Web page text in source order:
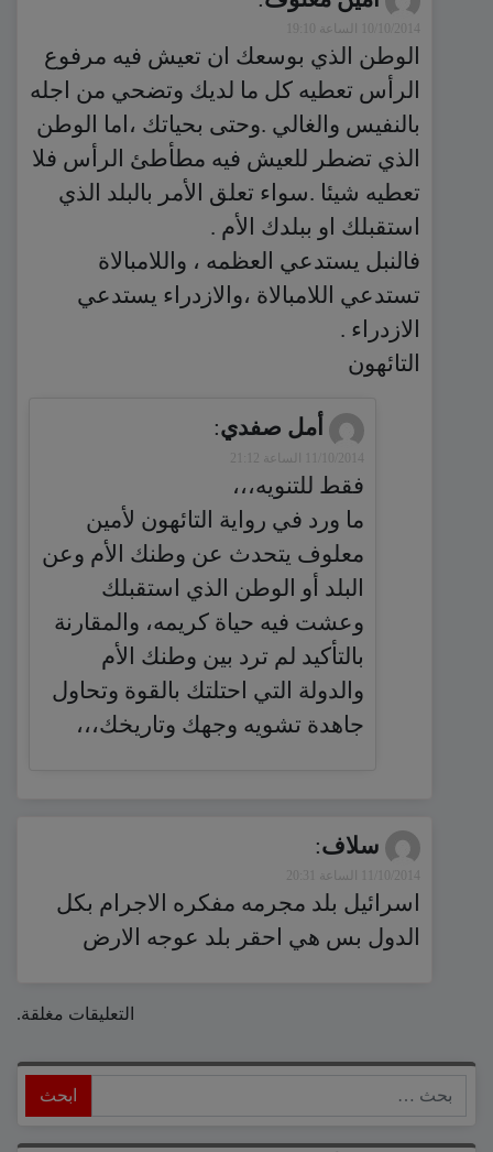
10/10/2014 الساعة 19:10
الوطن الذي بوسعك ان تعيش فيه مرفوع
الرأس تعطيه كل ما لديك وتضحي من اجله
بالنفيس والغالي .وحتى بحياتك ،اما الوطن
الذي تضطر للعيش فيه مطأطئ الرأس فلا
تعطيه شيئا .سواء تعلق الأمر بالبلد الذي
استقبلك او ببلدك الأم .
فالنبل يستدعي العظمه ، واللامبالاة
تستدعي اللامبالاة ،والازدراء يستدعي
الازدراء .
التائهون
أمل صفدي:
11/10/2014 الساعة 21:12
فقط للتنويه،،،
ما ورد في رواية التائهون لأمين
معلوف يتحدث عن وطنك الأم وعن
البلد أو الوطن الذي استقبلك
وعشت فيه حياة كريمه، والمقارنة
بالتأكيد لم ترد بين وطنك الأم
والدولة التي احتلتك بالقوة وتحاول
جاهدة تشويه وجهك وتاريخك،،،
سلاف:
11/10/2014 الساعة 20:31
اسرائيل بلد مجرمه مفكره الاجرام بكل
الدول بس هي احقر بلد عوجه الارض
التعليقات مغلقة.